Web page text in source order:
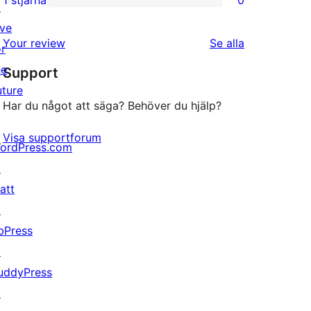
recensioner
1-
stjärniga
recensioner
Your review Se alla
Support
Har du något att säga? Behöver du hjälp?
Visa supportforum